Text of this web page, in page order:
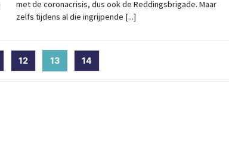
met de coronacrisis, dus ook de Reddingsbrigade. Maar
zelfs tijdens al die ingrijpende [...]
12 13 (current)
14